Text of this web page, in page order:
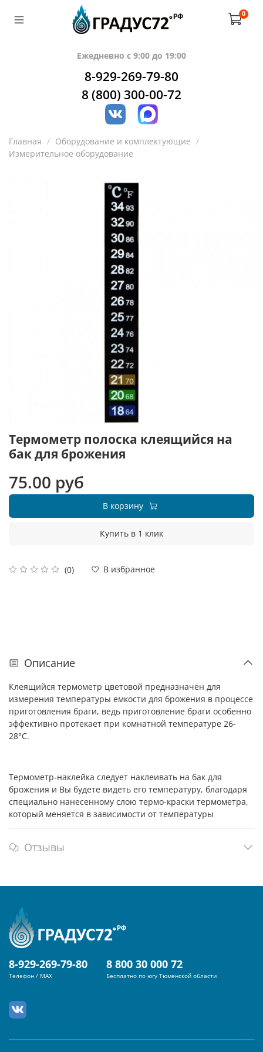
0
Ежедневно с 9:00 до 19:00
8-929-269-79-80
8 (800) 300-00-72
Главная
Оборудование и комплектующие
Измерительное оборудование
Термометр полоска клеящийся на
бак для брожения
(0) В избранное
75.00 руб
В корзину
Купить в 1 клик
Описание
Клеящийся термометр цветовой предназначен для
измерения температуры емкости для брожения в процессе
приготовления браги, ведь приготовление браги особенно
эффективно протекает при комнатной температуре 26-
28°C.
Термометр-наклейка следует наклеивать на бак для
брожения и Вы будете видеть его температуру, благодаря
специально нанесенному слою термо-краски термометра,
который меняется в зависимости от температуры
Отзывы
8-929-269-79-80
Телефон / MAX
8 800 30 000 72
Бесплатно по югу Тюменской области